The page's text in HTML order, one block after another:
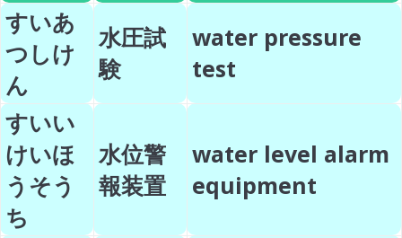
すいあ
つしけ
ん
水圧試
験
water pressure
test
すいい
けいほ
うそう
ち
水位警
報装置
water level alarm
equipment